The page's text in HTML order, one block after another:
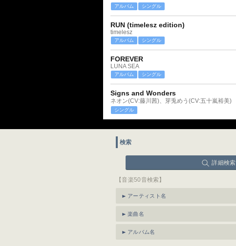
アルバム シングル
RUN (timelesz edition)
timelesz
アルバム シングル
FOREVER
LUNA SEA
アルバム シングル
Signs and Wonders
ネオン(CV:藤川茜)、芽兎めう(CV:五十嵐裕美)
シングル
検索
詳細検索
【音楽50音検索】
アーティスト名
楽曲名
アルバム名